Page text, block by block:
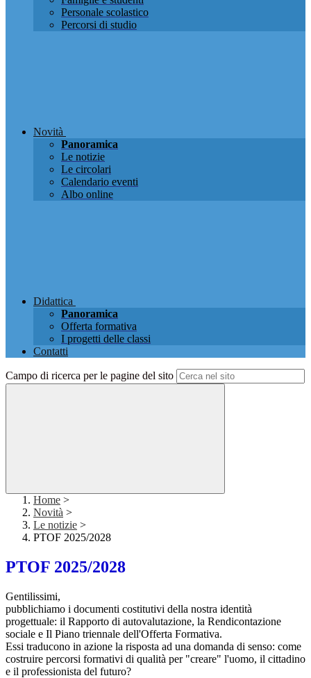
Personale scolastico
Percorsi di studio
Novità
Panoramica
Le notizie
Le circolari
Calendario eventi
Albo online
Didattica
Panoramica
Offerta formativa
I progetti delle classi
Contatti
Campo di ricerca per le pagine del sito
Home >
Novità >
Le notizie >
PTOF 2025/2028
PTOF 2025/2028
Gentilissimi,
pubblichiamo i documenti costitutivi della nostra identità
progettuale: il Rapporto di autovalutazione, la Rendicontazione
sociale e Il Piano triennale dell'Offerta Formativa.
Essi traducono in azione la risposta ad una domanda di senso: come
costruire percorsi formativi di qualità per "creare" l'uomo, il cittadino
e il professionista del futuro?